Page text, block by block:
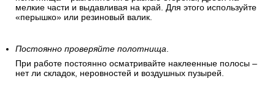
мелкие части и выдавливая на край. Для этого используйте
«перышко» или резиновый валик.
Постоянно проверяйте полотнища.
При работе постоянно осматривайте наклеенные полосы –
нет ли складок, неровностей и воздушных пузырей.